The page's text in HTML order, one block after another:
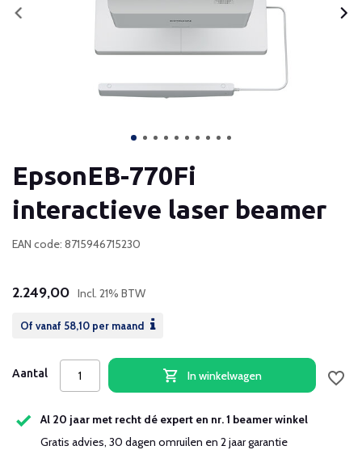
EpsonEB-770Fi
interactieve laser beamer
EAN code: 8715946715230
2.249,00 Incl. 21% BTW
Of vanaf 58,10 per maand
Aantal In winkelwagen
Al 20 jaar met recht dé expert en nr. 1 beamer winkel
Gratis advies, 30 dagen omruilen en 2 jaar garantie